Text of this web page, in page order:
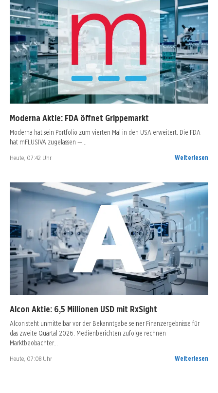
Moderna Aktie: FDA öffnet Grippemarkt
Moderna hat sein Portfolio zum vierten Mal in den USA erweitert. Die FDA
hat mFLUSIVA zugelassen —…
Heute, 07:42 Uhr Weiterlesen
Alcon Aktie: 6,5 Millionen USD mit RxSight
Alcon steht unmittelbar vor der Bekanntgabe seiner Finanzergebnisse für
das zweite Quartal 2026. Medienberichten zufolge rechnen
Marktbeobachter…
Heute, 07:08 Uhr Weiterlesen